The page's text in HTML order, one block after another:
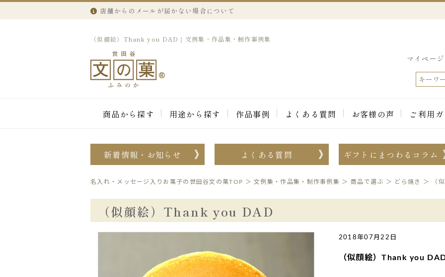
店舗からのメールが届かない場合について
（似顔絵）Thank you DAD｜文例集・作品集・制作事例集
マイページ
商品から探す 用途から探す 作品事例 よくある質問 お客様の声 ご利用
新着情報・お知らせ よくある質問 ギフトにまつわるコラム
名入れ・メッセージ入りお菓子の世田谷文の菓TOP ＞文例集・作品集・制作事例集 ＞ 商品で選ぶ ＞ どら焼き ＞ （
（似顔絵）Thank you DAD
2018年07月22日
（似顔絵）Thank you